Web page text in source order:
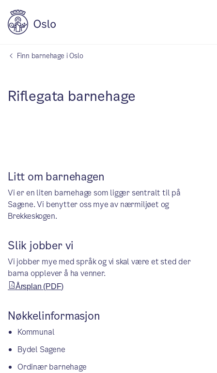
Finn barnehage i Oslo
Riflegata barnehage
Litt om barnehagen
Vi er en liten barnehage som ligger sentralt til på
Sagene. Vi benytter oss mye av nærmiljøet og
Brekkeskogen.
Slik jobber vi
Vi jobber mye med språk og vi skal være et sted der
barna opplever å ha venner.
Årsplan (PDF)
Nøkkelinformasjon
Kommunal
Bydel Sagene
Ordinær barnehage